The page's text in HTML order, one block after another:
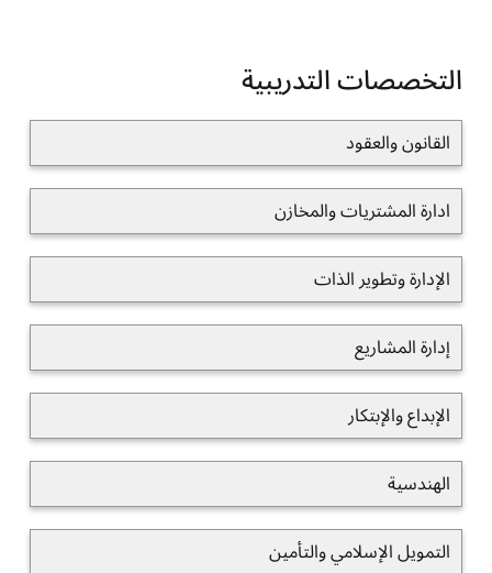
التخصصات التدريبية
القانون والعقود
ادارة المشتريات والمخازن
الإدارة وتطوير الذات
إدارة المشاريع
الإبداع والإبتكار
الهندسية
التمويل الإسلامي والتأمين